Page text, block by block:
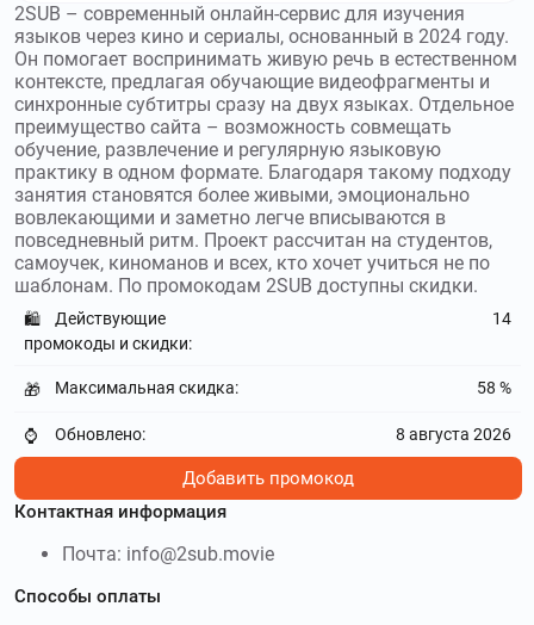
2SUB – современный онлайн-сервис для изучения
языков через кино и сериалы, основанный в 2024 году.
Он помогает воспринимать живую речь в естественном
контексте, предлагая обучающие видеофрагменты и
синхронные субтитры сразу на двух языках. Отдельное
преимущество сайта – возможность совмещать
обучение, развлечение и регулярную языковую
практику в одном формате. Благодаря такому подходу
занятия становятся более живыми, эмоционально
вовлекающими и заметно легче вписываются в
повседневный ритм. Проект рассчитан на студентов,
самоучек, киноманов и всех, кто хочет учиться не по
шаблонам. По промокодам 2SUB доступны скидки.
🛍️
Действующие
промокоды и скидки:
14
🎁 Максимальная скидка: 58 %
⌚ Обновлено: 8 августа 2026
Добавить промокод
Контактная информация
Почта: info@2sub.movie
Способы оплаты